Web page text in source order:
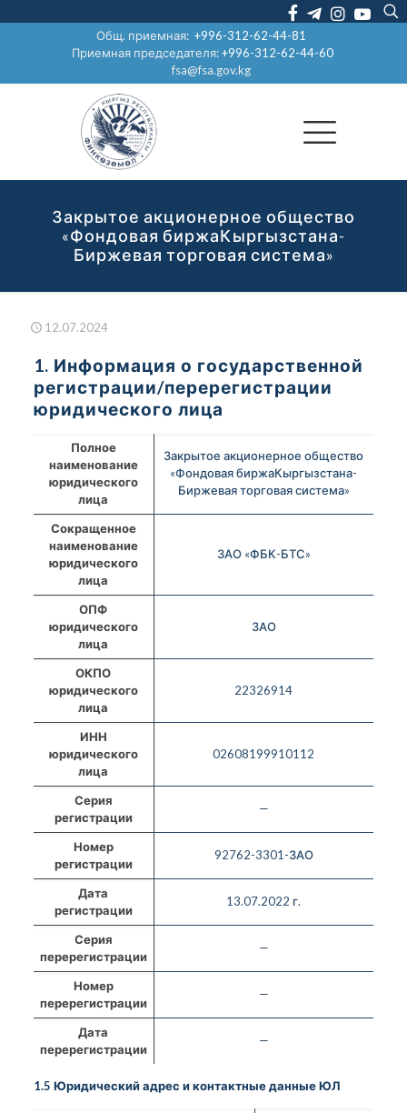
Общ. приемная:+996-312-62-44-81
Приемная председателя:+996-312-62-44-60
fsa@fsa.gov.kg
Закрытое акционерное общество
«Фондовая биржаКыргызстана-
Биржевая торговая система»
12.07.2024
1. Информация о государственной
регистрации/перерегистрации
юридического лица
Полное
наименование
юридического
лица
Закрытое акционерное общество
«Фондовая биржаКыргызстана-
Биржевая торговая система»
Сокращенное
наименование
юридического
лица
ЗАО «ФБК-БТС»
ОПФ
юридического
лица
ЗАО
ОКПО
юридического
лица
22326914
ИНН
юридического
лица
02608199910112
Серия
регистрации
—
Номер
регистрации
92762-3301-ЗАО
Дата
регистрации
13.07.2022 г.
Серия
перерегистрации
—
Номер
перерегистрации
—
Дата
перерегистрации
—
1.5 Юридический адрес и контактные данные ЮЛ